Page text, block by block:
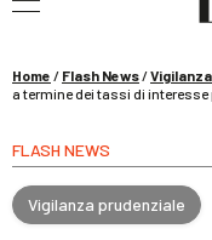
Pignoramento
Home / Flash News/
a termine dei tassi di interesse
FLASH NEWS
Vigilanza prudenziale